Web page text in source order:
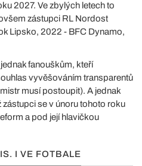
2027. Ve zbylých letech to
zástupci RL Nordost
Lipsko, 2022 - BFC Dynamo,
fanouškům, kteří
vyvěšováním transparentů
musí postoupit). A jednak
se v únoru tohoto roku
a pod její hlavičkou
I VE FOTBALE